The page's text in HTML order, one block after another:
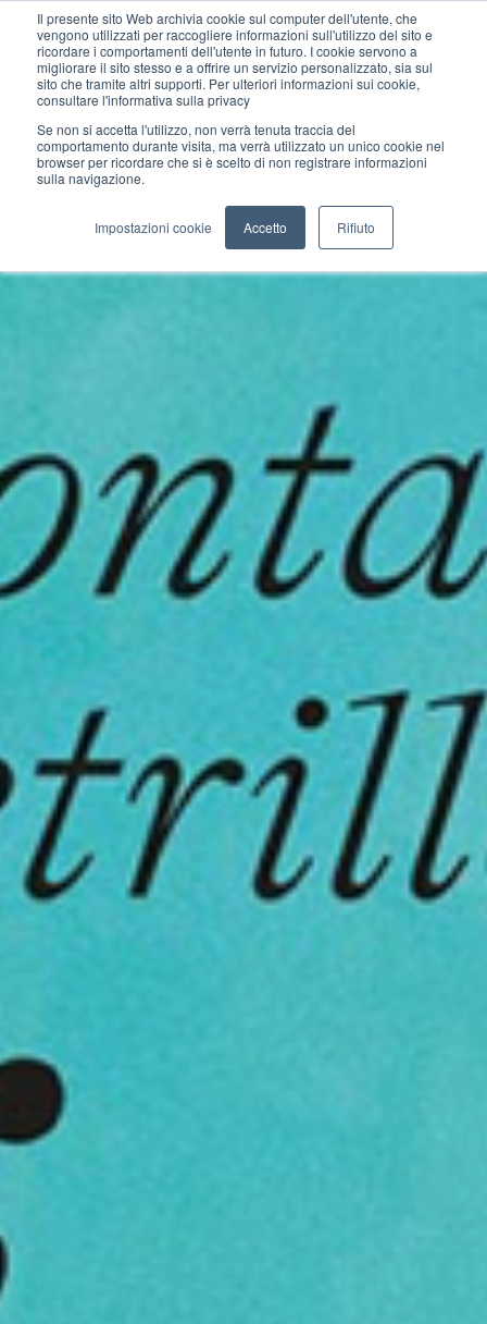
Il presente sito Web archivia cookie sul computer dell'utente, che
vengono utilizzati per raccogliere informazioni sull'utilizzo del sito e
ricordare i comportamenti dell'utente in futuro. I cookie servono a
migliorare il sito stesso e a offrire un servizio personalizzato, sia sul
sito che tramite altri supporti. Per ulteriori informazioni sui cookie,
consultare l'informativa sulla privacy
Se non si accetta l'utilizzo, non verrà tenuta traccia del
comportamento durante visita, ma verrà utilizzato un unico cookie nel
browser per ricordare che si è scelto di non registrare informazioni
sulla navigazione.
Impostazioni cookie Accetto Rifiuto